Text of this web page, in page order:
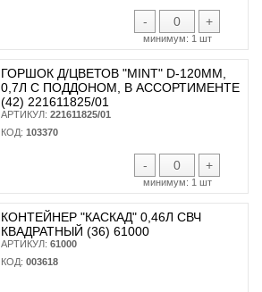
- +
минимум: 1 шт
ГОРШОК Д/ЦВЕТОВ "MINT" D-120ММ,
0,7Л С ПОДДОНОМ, В АССОРТИМЕНТЕ
(42) 221611825/01
АРТИКУЛ: 221611825/01
КОД: 103370
- +
минимум: 1 шт
КОНТЕЙНЕР "КАСКАД" 0,46Л СВЧ
КВАДРАТНЫЙ (36) 61000
АРТИКУЛ: 61000
КОД: 003618